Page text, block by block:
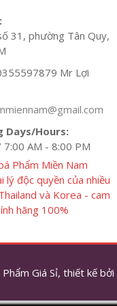
31, phường Tân Quy,
Mr Lợi
Days/Hours:
7:00 AM - 8:00 PM
Phẩm Miền Nam
lý độc quyền của nhiều
và Korea - cam
hãng 100%
Giá Sỉ, thiết kế bởi